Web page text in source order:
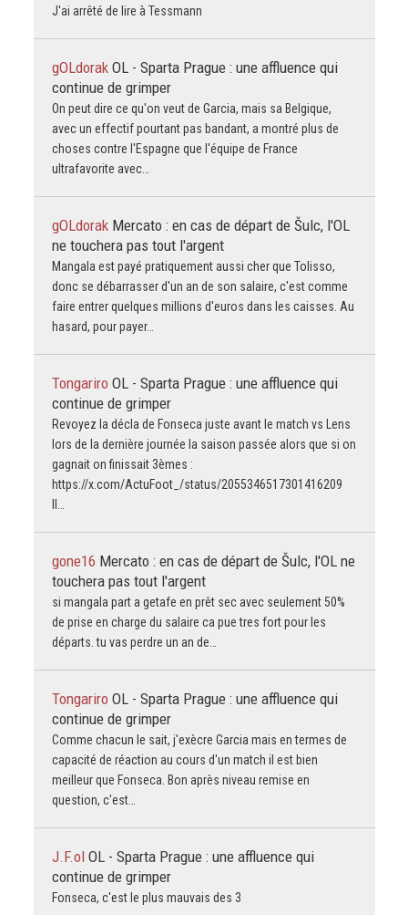
J'ai arrêté de lire à Tessmann
gOLdorak OL - Sparta Prague : une affluence qui
continue de grimper
On peut dire ce qu'on veut de Garcia, mais sa Belgique,
avec un effectif pourtant pas bandant, a montré plus de
choses contre l'Espagne que l'équipe de France
ultrafavorite avec…
gOLdorak Mercato : en cas de départ de Šulc, l'OL
ne touchera pas tout l'argent
Mangala est payé pratiquement aussi cher que Tolisso,
donc se débarrasser d'un an de son salaire, c'est comme
faire entrer quelques millions d'euros dans les caisses. Au
hasard, pour payer…
Tongariro OL - Sparta Prague : une affluence qui
continue de grimper
Revoyez la décla de Fonseca juste avant le match vs Lens
lors de la dernière journée la saison passée alors que si on
gagnait on finissait 3èmes :
https://x.com/ActuFoot_/status/2055346517301416209
Il…
gone16 Mercato : en cas de départ de Šulc, l'OL ne
touchera pas tout l'argent
si mangala part a getafe en prêt sec avec seulement 50%
de prise en charge du salaire ca pue tres fort pour les
départs. tu vas perdre un an de…
Tongariro OL - Sparta Prague : une affluence qui
continue de grimper
Comme chacun le sait, j'exècre Garcia mais en termes de
capacité de réaction au cours d'un match il est bien
meilleur que Fonseca. Bon après niveau remise en
question, c'est…
J.F.ol OL - Sparta Prague : une affluence qui
continue de grimper
Fonseca, c'est le plus mauvais des 3